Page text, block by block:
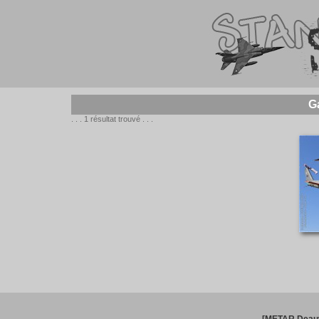
. . . 1 résultat trouvé . . .